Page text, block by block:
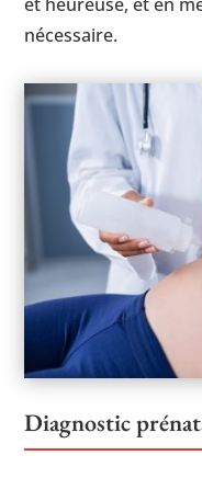
nécessaire.
Diagnostic